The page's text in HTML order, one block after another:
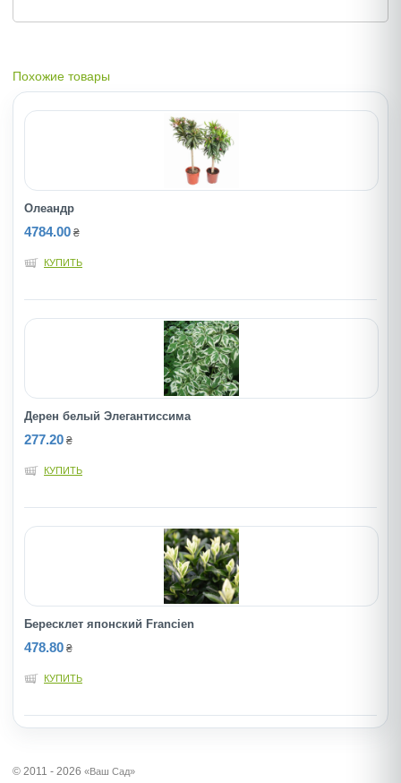
Похожие товары
Олеандр
4784.00 ₴
КУПИТЬ
Дерен белый Элегантиссима
277.20 ₴
КУПИТЬ
Бересклет японский Francien
478.80 ₴
КУПИТЬ
© 2011 - 2026 «Ваш Сад»